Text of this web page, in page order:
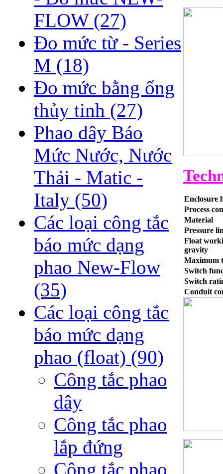
FLOW (27)
Đo mức từ - Series
M (18)
Đo mức bằng ống
thủy tinh (27)
Phao dây Báo
Mức Nước, Nước
Thải - Matic -
Italy (50)
Các loại công tắc
báo mức dạng
phao New-Flow
(35)
Các loại công tắc
báo mức dạng
phao (float) (90)
Công tắc phao
dây
Công tắc phao
lắp đứng
Công tắc phao
Enclosure
Process
Material
Pressure
Float
gravity
Maximum
Switch
Switch
Conduit